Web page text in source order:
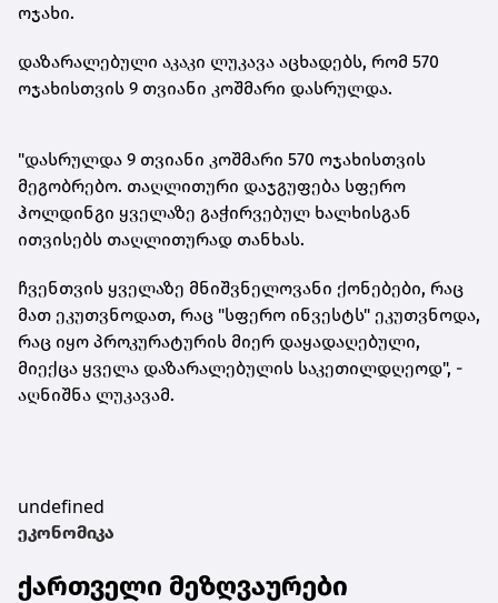
ოჯახი.
დაზარალებული აკაკი ლუკავა აცხადებს, რომ 570
ოჯახისთვის 9 თვიანი კოშმარი დასრულდა.
"დასრულდა 9 თვიანი კოშმარი 570 ოჯახისთვის
მეგობრებო. თაღლითური დაჯგუფება სფერო
ჰოლდინგი ყველაზე გაჭირვებულ ხალხისგან
ითვისებს თაღლითურად თანხას.
ჩვენთვის ყველაზე მნიშვნელოვანი ქონებები, რაც
მათ ეკუთვნოდათ, რაც "სფერო ინვესტს" ეკუთვნოდა,
რაც იყო პროკურატურის მიერ დაყადაღებული,
მიექცა ყველა დაზარალებულის საკეთილდღეოდ", -
აღნიშნა ლუკავამ.
undefined
ეკონომიკა
ქართველი მეზღვაურები